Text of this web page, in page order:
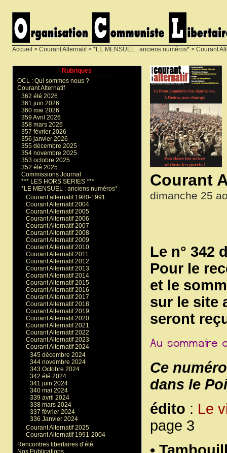
Accueil > Courant Alternatif> *LE MENSUEL : anciens numéros* > Courant
Courant
dimanche 25
Le n° 342
Pour le
et le
sur le site
seront
Ce
dans le
édito : Le
page 3
Rubriques
OCL : Qui sommes nous ?
Courant Alternatif
362 été 2026
361 juin 2026
360 mai 2026
359 Avril 2026
358 mars 2026
357 février 2026
356 janvier 2026
355 décembre 2025
354 novembre 2025
353 octobre 2025
352 été 2025
Commissions Journal
*** LES HORS SERIES ***
*LE MENSUEL : anciens numéros*
Courant alternatif 1980-1991
Courant Alternatif 2004
Courant Alternatif 2005
Courant Alternatif 2006
Courant Alternatif 2007
Courant Alternatif 2008
Courant Alternatif 2009
Courant Alternatif 2010
Courant Alternatif 2011
Courant Alternatif 2012
Courant Alternatif 2013
Courant Alternatif 2014
Courant Alternatif 2015
Courant Alternatif 2016
Courant Alternatif 2017
Courant Alternatif 2018
Courant Alternatif 2019
Courant Alternatif 2020
Courant Alternatif 2021
Courant Alternatif 2022
Courant Alternatif 2023
Courant Alternatif 2024
345 décembre 2024
344 novembre 2024
343 Octobre 2024
342 été 2024
341 juin 2024
340 mai 2024
339 avril 2024
338 mars 2024
337 février 2024
336 Janvier 2024
Courant Alternatif 2025
Courant Alternatif 1991-2004
Rencontres libertaires d’été
Nos Publications